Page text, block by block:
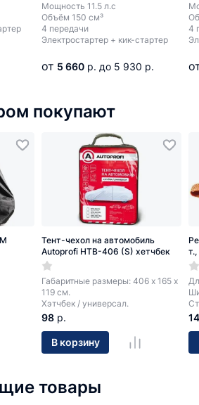
Мощность 11.5 л.с
Объём 150 см³
4 передачи
Электростартер + кик-стартер
от 5 660 р. до 5 930 р.
4
покупают
Тент-чехол на автомобиль
Autoprofi HTB-406 (S) хетчбек
Габаритные размеры: 406 х 165 х
119 см.
Хэтчбек / универсал.
98 р.
В корзину
14
товары